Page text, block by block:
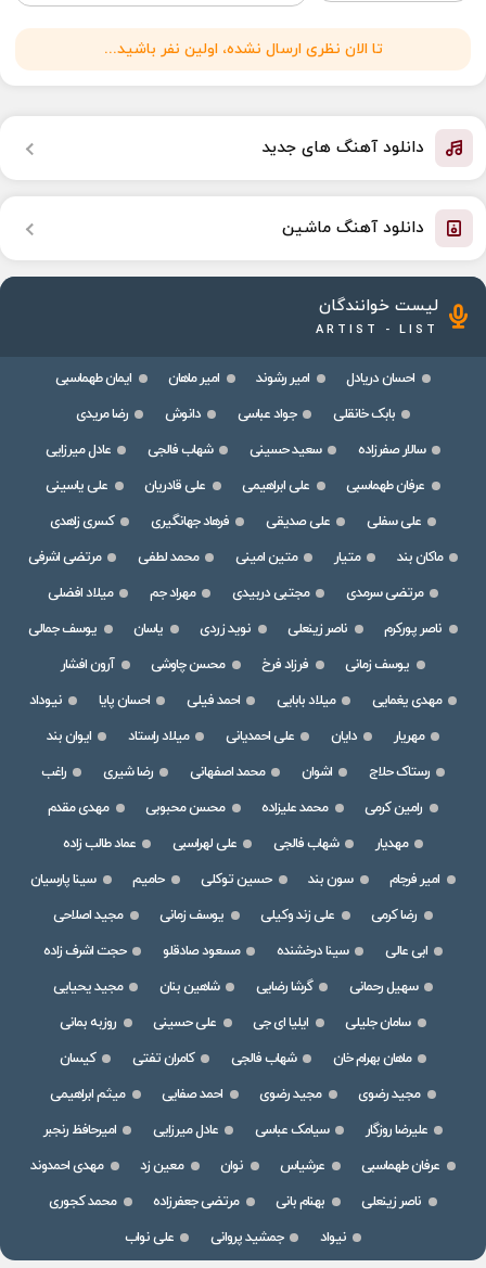
تا الان نظری ارسال نشده، اولین نفر باشید...
دانلود آهنگ های جدید
دانلود آهنگ ماشین
لیست خوانندگان
ARTIST - LIST
احسان دریادل امیر رشوند امیر ماهان
ایمان طهماسبی
بابک خانقلی
جواد عباسی دانوش
رضا مریدی
سالار صفرزاده
سعید حسینی شهاب فالجی
عادل میرزایی
عرفان طهماسبی
علی ابراهیمی علی قادریان
علی یاسینی
علی سفلی
علی صدیقی فرهاد جهانگیری
کسری زاهدی
ماکان بند
متیار متین امینی محمد لطفی
مرتضی اشرفی
مرتضی سرمدی
مجتبی دربیدی مهراد جم
میلاد افضلی
ناصر پورکرم
ناصر زینعلی نوید زردی یاسان
یوسف جمالی
یوسف زمانی
فرزاد فرخ محسن چاوشی
آرون افشار
مهدی یغمایی
میلاد بابایی احمد فیلی احسان پایا
نیوداد
مهریار
دایان علی احمدیانی میلاد راستاد
ایوان بند
رستاک حلاج
اشوان محمد اصفهانی رضا شیری
راغب
رامین کرمی
محمد علیزاده محسن محبوبی
مهدی مقدم
مهدیار
شهاب فالجی علی لهراسبی
عماد طالب زاده
امیر فرجام
سون بند حسین توکلی حامیم
سینا پارسیان
رضا کرمی
علی زند وکیلی یوسف زمانی
مجید اصلاحی
ابی عالی
سینا درخشنده مسعود صادقلو
حجت اشرف زاده
سهیل رحمانی
گرشا رضایی شاهین بنان
مجید یحیایی
سامان جلیلی
ایلیا ای جی علی حسینی
روزبه بمانی
ماهان بهرام خان
شهاب فالجی کامران تفتی
کیسان
مجید رضوی
مجید رضوی احمد صفایی
میثم ابراهیمی
علیرضا روزگار
سیامک عباسی عادل میرزایی
امیرحافظ رنجبر
عرفان طهماسبی
عرشیاس نوان معین زد
مهدی احمدوند
ناصر زینعلی
بهنام بانی مرتضی جعفرزاده
محمد کجوری
نیواد
جمشید پروانی علی نواب